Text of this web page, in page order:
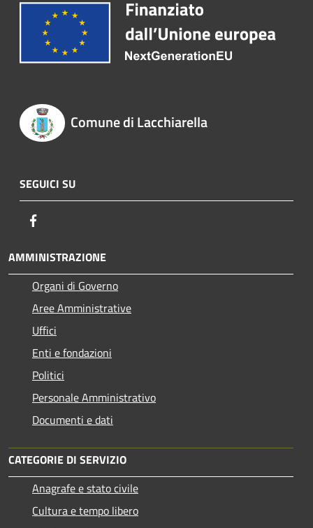
Comune di Lacchiarella
SEGUICI SU
AMMINISTRAZIONE
Organi di Governo
Aree Amministrative
Uffici
Enti e fondazioni
Politici
Personale Amministrativo
Documenti e dati
CATEGORIE DI SERVIZIO
Anagrafe e stato civile
Cultura e tempo libero